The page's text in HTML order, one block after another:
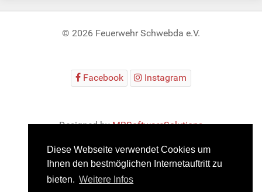
Diese Webseite verwendet Cookies um
Ihnen den bestmöglichen Internetauftritt zu
bieten. Weitere Infos
© 2026 Feuerwehr Schwebda e.V.
Facebook Instagram
Designed byMBSoftwareSolutions
Impressum Datenschutz